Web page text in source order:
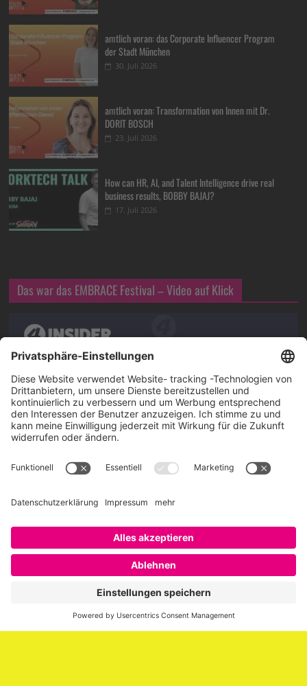
amtlich voran: das Corporate Influencer Program
der Stadt München
30. Juli 2026
amtlich voran: Transformation von Innen mit Dr.
DORIT BOSCH
23. Juli 2026
How can HR, AI, and Talent Intelligence drive real
business results, BOBBY BAJAJ?
17. Juli 2026
Das war das EMBRACE Festival – Video auf Klick
Über SAATKORN
SAATKORN ist der Blog von Gero Hesse. Seit 2009 schreibt
er über die Themen Employer Branding,